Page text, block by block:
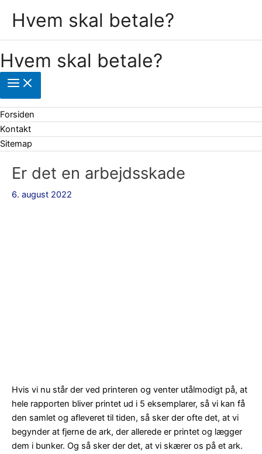
Hvem skal betale?
Hvem skal betale?
Forsiden
Kontakt
Sitemap
Er det en arbejdsskade
6. august 2022
Hvis vi nu står der ved printeren og venter utålmodigt på, at
hele rapporten bliver printet ud i 5 eksemplarer, så vi kan få
den samlet og afleveret til tiden, så sker der ofte det, at vi
begynder at fjerne de ark, der allerede er printet og lægger
dem i bunker. Og så sker der det, at vi skærer os på et ark.